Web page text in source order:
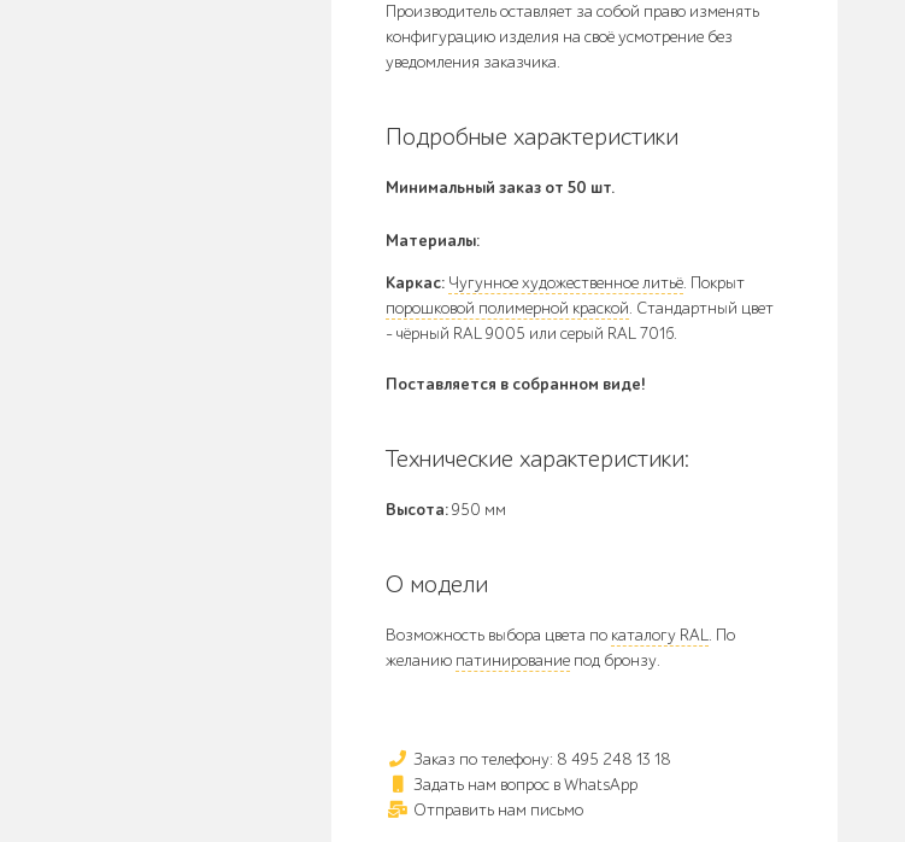
Производитель оставляет за собой право изменять
конфигурацию изделия на своё усмотрение без
уведомления заказчика.
Подробные характеристики
Минимальный заказ от 50 шт.
Материалы:
Каркас: Чугунное художественное литьё. Покрыт
порошковой полимерной краской. Стандартный цвет
– чёрный RAL 9005 или серый RAL 7016.
Поставляется в собранном виде!
Технические характеристики:
Высота:950 мм
О модели
Возможность выбора цвета по каталогу RAL. По
желанию патинирование под бронзу.
Заказ по телефону: 8 495 248 13 18
Задать нам вопрос в WhatsApp
Отправить нам письмо